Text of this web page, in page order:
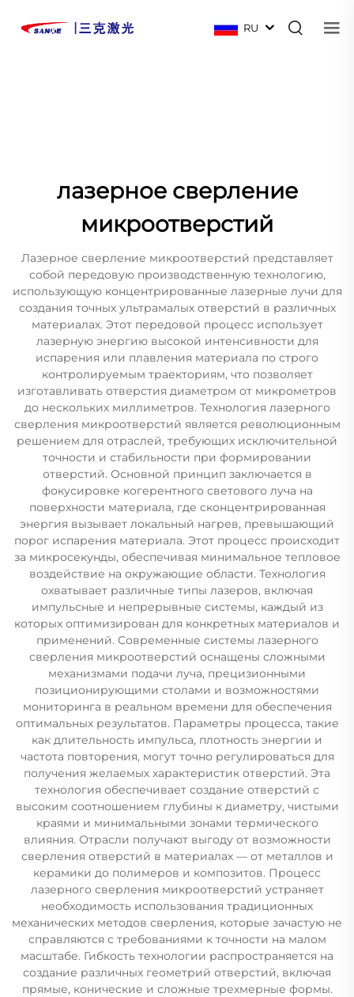
RU
лазерное сверление
микроотверстий
Лазерное сверление микроотверстий представляет
собой передовую производственную технологию,
использующую концентрированные лазерные лучи для
создания точных ультрамалых отверстий в различных
материалах. Этот передовой процесс использует
лазерную энергию высокой интенсивности для
испарения или плавления материала по строго
контролируемым траекториям, что позволяет
изготавливать отверстия диаметром от микрометров
до нескольких миллиметров. Технология лазерного
сверления микроотверстий является революционным
решением для отраслей, требующих исключительной
точности и стабильности при формировании
отверстий. Основной принцип заключается в
фокусировке когерентного светового луча на
поверхности материала, где сконцентрированная
энергия вызывает локальный нагрев, превышающий
порог испарения материала. Этот процесс происходит
за микросекунды, обеспечивая минимальное тепловое
воздействие на окружающие области. Технология
охватывает различные типы лазеров, включая
импульсные и непрерывные системы, каждый из
которых оптимизирован для конкретных материалов и
применений. Современные системы лазерного
сверления микроотверстий оснащены сложными
механизмами подачи луча, прецизионными
позиционирующими столами и возможностями
мониторинга в реальном времени для обеспечения
оптимальных результатов. Параметры процесса, такие
как длительность импульса, плотность энергии и
частота повторения, могут точно регулироваться для
получения желаемых характеристик отверстий. Эта
технология обеспечивает создание отверстий с
высоким соотношением глубины к диаметру, чистыми
краями и минимальными зонами термического
влияния. Отрасли получают выгоду от возможности
сверления отверстий в материалах — от металлов и
керамики до полимеров и композитов. Процесс
лазерного сверления микроотверстий устраняет
необходимость использования традиционных
механических методов сверления, которые зачастую не
справляются с требованиями к точности на малом
масштабе. Гибкость технологии распространяется на
создание различных геометрий отверстий, включая
прямые, конические и сложные трехмерные формы.